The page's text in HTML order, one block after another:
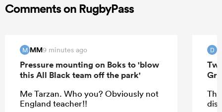
Comments on RugbyPass
M MM9 minutes ago
Pressure mounting on Boks to 'blow
this All Black team off the park'
Me Tarzan. Who you? Obviously not
England teacher!!
D